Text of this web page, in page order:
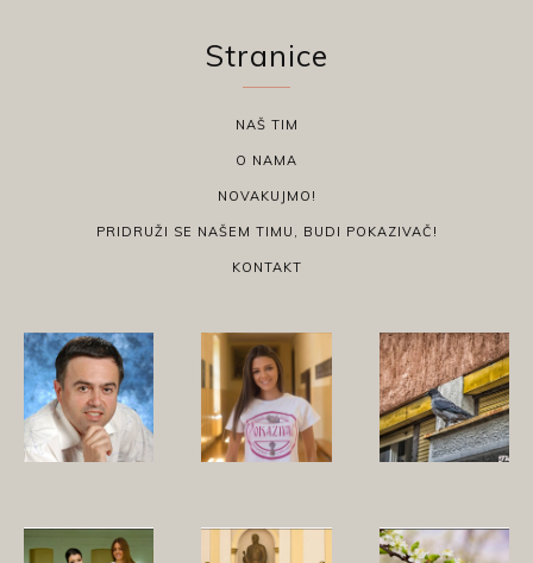
Stranice
NAŠ TIM
O NAMA
NOVAKUJMO!
PRIDRUŽI SE NAŠEM TIMU, BUDI POKAZIVAČ!
KONTAKT